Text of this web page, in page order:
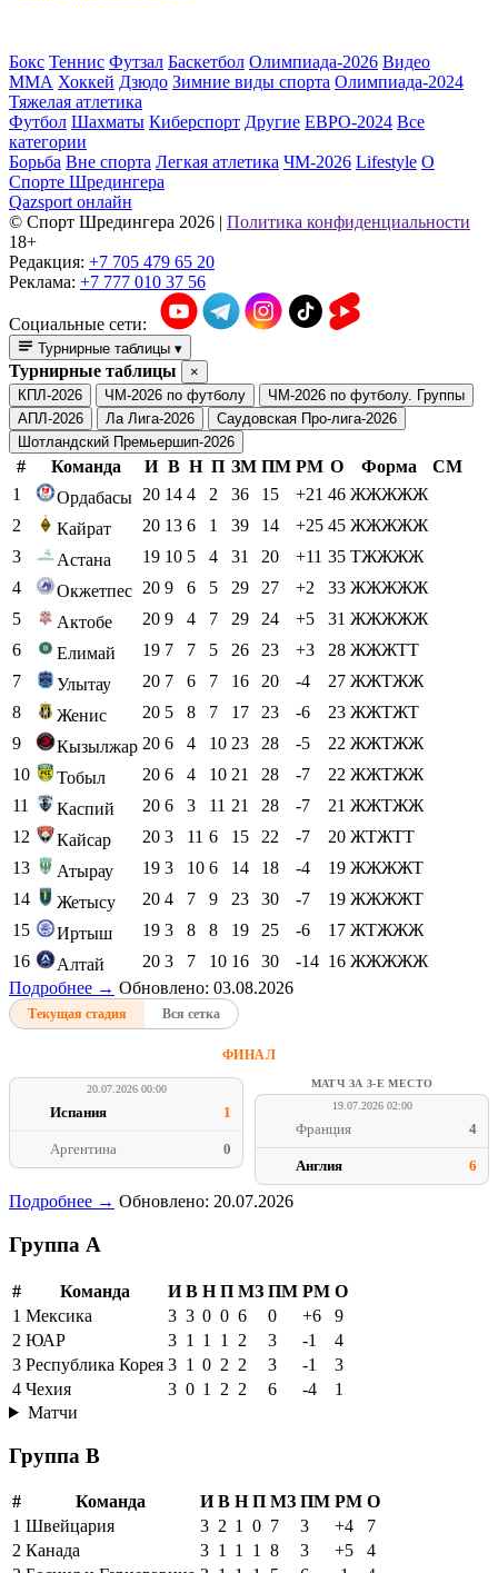
Бокс Теннис Футзал Баскетбол Олимпиада-2026 Видео
ММА Хоккей Дзюдо Зимние виды спорта Олимпиада-2024
Тяжелая атлетика
Футбол Шахматы Киберспорт Другие ЕВРО-2024 Все
категории
Борьба Вне спорта Легкая атлетика ЧМ-2026 Lifestyle О
Спорте Шредингера
Qazsport онлайн
© Cпорт Шредингера 2026
Политика конфиденциальности
18+
Редакция: +7 705 479 65 20
Реклама: +7 777 010 37 56
Социальные сети:
Турнирные таблицы ▾
Турнирные таблицы
×
КПЛ-2026
ЧМ-2026 по футболу
ЧМ-2026 по футболу. Группы
АПЛ-2026
Ла Лига-2026
Саудовская Про-лига-2026
Шотландский Премьершип-2026
# Команда И В Н П ЗМ ПМ РМ О Форма
СМ
1
Ордабасы 20 14 4 2 36 15 +21 46 ЖЖЖЖЖ
2
Кайрат 20 13 6 1 39 14 +25 45 ЖЖЖЖЖ
3
Астана 19 10 5 4 31 20 +11 35 ТЖЖЖЖ
4
Окжетпес 20 9 6 5 29 27 +2 33 ЖЖЖЖЖ
5
Актобе 20 9 4 7 29 24 +5 31 ЖЖЖЖЖ
6
Елимай 19 7 7 5 26 23 +3 28 ЖЖЖТТ
7
Улытау 20 7 6 7 16 20 -4 27 ЖЖТЖЖ
8
Женис 20 5 8 7 17 23 -6 23 ЖЖТЖТ
9
Кызылжар 20 6 4 10 23 28 -5 22 ЖЖТЖЖ
10
Тобыл 20 6 4 10 21 28 -7 22 ЖЖТЖЖ
11
Каспий 20 6 3 11 21 28 -7 21 ЖЖТЖЖ
12
Кайсар 20 3 11 6 15 22 -7 20 ЖТЖТТ
13
Атырау 19 3 10 6 14 18 -4 19 ЖЖЖЖТ
14
Жетысу 20 4 7 9 23 30 -7 19 ЖЖЖЖТ
15
Иртыш 19 3 8 8 19 25 -6 17 ЖТЖЖЖ
16
Алтай 20 3 7 10 16 30 -14 16 ЖЖЖЖЖ
Подробнее → Обновлено: 03.08.2026
Текущая стадия Вся сетка
ФИНАЛ
20.07.2026 00:00
Испания 1
Аргентина 0
МАТЧ ЗА 3-Е МЕСТО
19.07.2026 02:00
Франция 4
Англия 6
Подробнее → Обновлено: 20.07.2026
Группа A
# Команда И В Н П МЗ ПМ РМ О
1 Мексика 3 3 0 0 6 0 +6
9
2 ЮАР 3 1 1 1 2 3 -1
4
3 Республика Корея 3 1 0 2 2 3 -1
3
4 Чехия 3 0 1 2 2 6 -4
1
Матчи
Группа B
# Команда И В Н П МЗ ПМ РМ О
1 Швейцария 3 2 1 0 7 3 +4
7
2 Канада 3 1 1 1 8 3 +5
4